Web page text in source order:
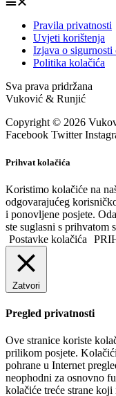
Pravila privatnosti
Uvjeti korištenja
Izjava o sigurnosti
Politika kolačića
Sva prava pridržana
Vuković & Runjić
Copyright © 2026
Facebook Twitter
Prihvat kolačića
Koristimo kolačiće na
odgovarajućeg
i ponovljene posjete.
ste suglasni s prihvatom
Postavke kolačića
Zatvori
Pregled privatnosti
Ove stranice koriste
prilikom posjete.
pohrane u Internet
neophodni za osnovno
kolačiće treće strane